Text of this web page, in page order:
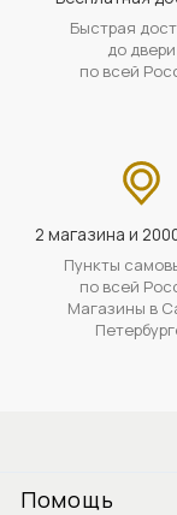
Быстрая
до двери
по всей
2 магазина и
Пункты
по всей
Магазины в
Помощь